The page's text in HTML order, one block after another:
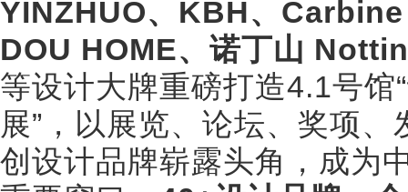
YINZHUO、KBH、
DOU HOME、诺丁山
等设计大牌重磅打造4.1号馆
展”，以展览、论坛、奖项
创设计品牌崭露头角，成为